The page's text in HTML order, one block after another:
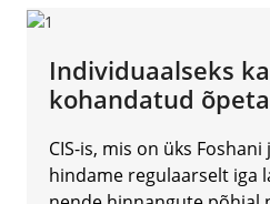
Individuaalseks
kohandatud
CIS-is, mis on üks
hindame regulaarselt iga